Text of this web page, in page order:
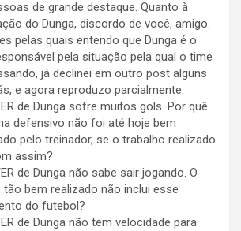
de grande destaque. Quanto à
do Dunga, discordo de você, amigo.
pelas quais entendo que Dunga é o
pela situação pela qual o time
já declinei em outro post alguns
e agora reproduzo parcialmente:
de Dunga sofre muitos gols. Por quê
defensivo não foi até hoje bem
pelo treinador, se o trabalho realizado
assim?
de Dunga não sabe sair jogando. O
tão bem realizado não inclui esse
do futebol?
de Dunga não tem velocidade para